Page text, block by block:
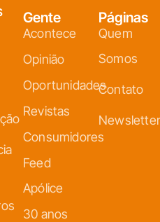
Gente
Acontece
Opinião
Oportunidades
Revistas
Consumidores
Feed
Apólice
30 anos
Páginas
Quem
Somos
Contato
Newsletter